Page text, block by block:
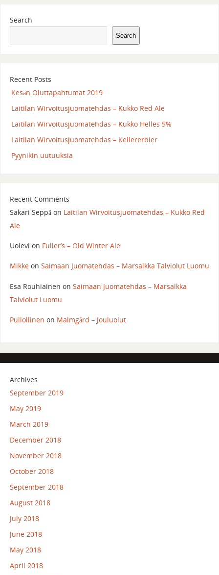
Search
Search
Recent Posts
Kesän Oluttapahtumat 2019
Laitilan Wirvoitusjuomatehdas – Kukko Red Ale
Laitilan Wirvoitusjuomatehdas – Kukko Helles 5%
Laitilan Wirvoitusjuomatehdas – Kellererbier
Pyynikin uutuuksia
Recent Comments
Sakari Seppäon Laitilan Wirvoitusjuomatehdas – Kukko Red
Ale
Uolevi on Fuller’s – Old Winter Ale
Mikkeon Saimaan Juomatehdas – Marsalkka Talviolut Luomu
Esa Rouhiainen on Saimaan Juomatehdas – Marsalkka
Talviolut Luomu
Pullollinen on Malmgård – Jouluolut
Archives
September 2019
May 2019
March 2019
December 2018
November 2018
October 2018
September 2018
August 2018
July 2018
June 2018
May 2018
April 2018